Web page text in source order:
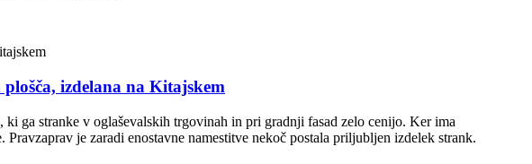
izdelana na Kitajskem
ga stranke v oglaševalskih trgovinah in pri gradnji fasad zelo cenijo. Ker ima
je zaradi enostavne namestitve nekoč postala priljubljen izdelek strank.